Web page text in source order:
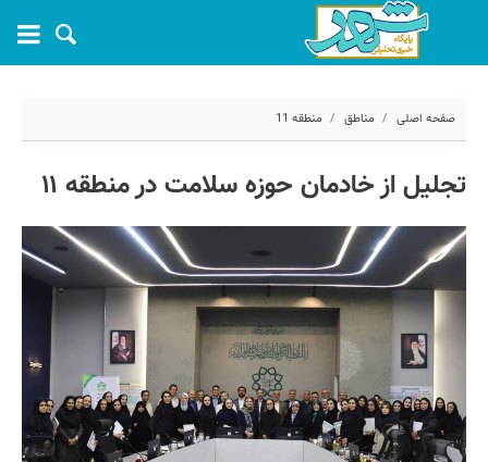
صفحه اصلی مناطق منطقه 11
81867
تجلیل از خادمان حوزه سلامت در منطقه ۱۱